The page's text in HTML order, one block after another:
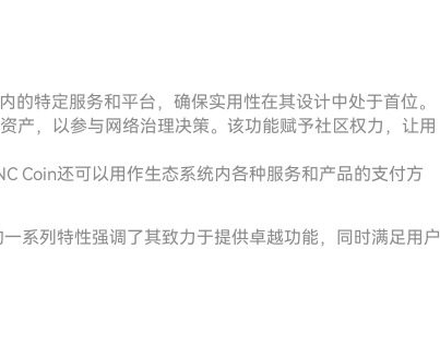
的特定服务和平台，确保实用性在其设计中处于首位。
产，以参与网络治理决策。该功能赋予社区权力，让用
Coin还可以用作生态系统内各种服务和产品的支付方
系列特性强调了其致力于提供卓越功能，同时满足用户